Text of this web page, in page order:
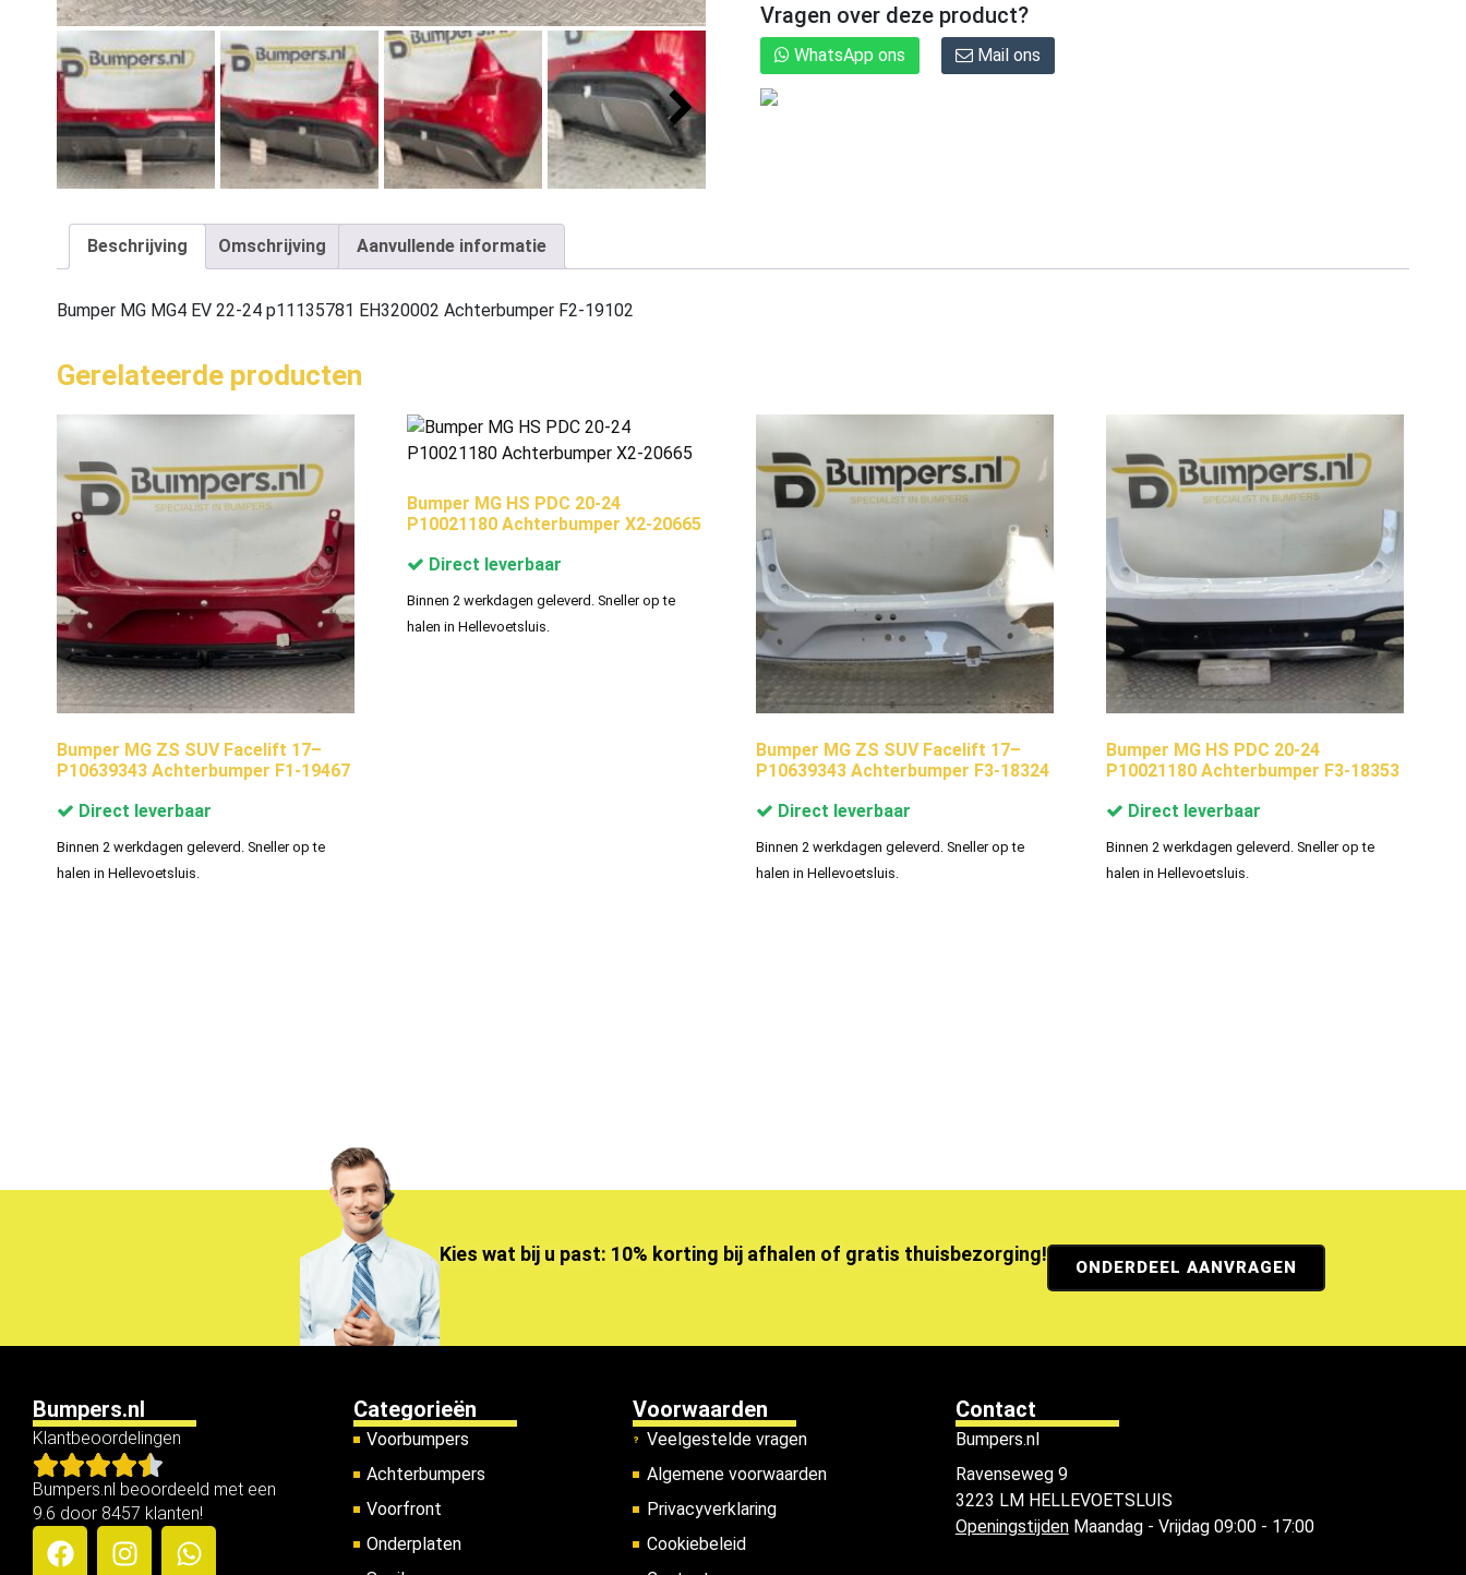
Vragen over deze product?
WhatsApp ons Mail ons
Beschrijving Omschrijving Aanvullende informatie
Bumper MG MG4 EV 22-24 p11135781 EH320002 Achterbumper F2-19102
Gerelateerde producten
Bumper MG ZS SUV Facelift 17–
P10639343 Achterbumper F1-19467
Direct leverbaar
Binnen 2 werkdagen geleverd. Sneller op te
halen in Hellevoetsluis.
Bumper MG HS PDC 20-24
P10021180 Achterbumper X2-20665
Direct leverbaar
Binnen 2 werkdagen geleverd. Sneller op te
halen in Hellevoetsluis.
Bumper MG ZS SUV Facelift 17–
P10639343 Achterbumper F3-18324
Direct leverbaar
Binnen 2 werkdagen geleverd. Sneller op te
halen in Hellevoetsluis.
Bumper MG HS PDC 20-24
P10021180 Achterbumper F3-18353
Direct leverbaar
Binnen 2 werkdagen geleverd. Sneller op te
halen in Hellevoetsluis.
Kies wat bij u past: 10% korting bij afhalen of gratis thuisbezorging!
ONDERDEEL AANVRAGEN
Bumpers.nl
Klantbeoordelingen
Bumpers.nl beoordeeld met een
9.6 door 8457 klanten!
Categorieën
Voorbumpers
Achterbumpers
Voorfront
Onderplaten
Voorwaarden
Veelgestelde vragen
Algemene voorwaarden
Privacyverklaring
Cookiebeleid
Contact
Bumpers.nl
Ravenseweg 9
3223 LM HELLEVOETSLUIS
OpeningstijdenMaandag - Vrijdag 09:00 - 17:00